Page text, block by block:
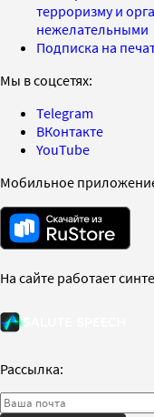
терроризму и
нежелательными
Подписка на
Мы в соцсетях:
Telegram
ВКонтакте
YouTube
Мобильное
На сайте работает
Рассылка: